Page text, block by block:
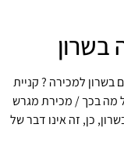
בשרון
למכירה ? קניית
מה בכך / מכירת מגרש
כן, זה אינו דבר של